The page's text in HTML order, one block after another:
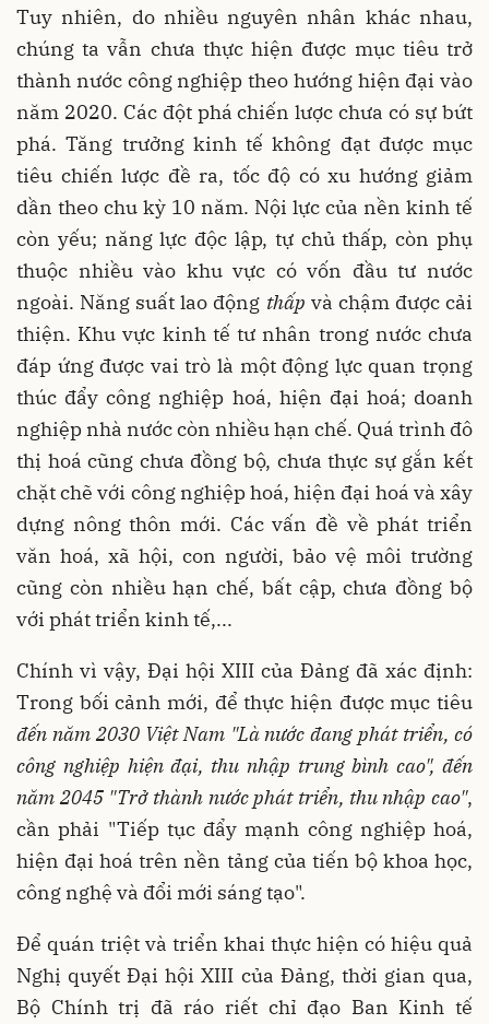
Tuy nhiên, do nhiều nguyên nhân khác nhau,
chúng ta vẫn chưa thực hiện được mục tiêu trở
thành nước công nghiệp theo hướng hiện đại vào
năm 2020. Các đột phá chiến lược chưa có sự bứt
phá. Tăng trưởng kinh tế không đạt được mục
tiêu chiến lược đề ra, tốc độ có xu hướng giảm
dần theo chu kỳ 10 năm. Nội lực của nền kinh tế
còn yếu; năng lực độc lập, tự chủ thấp, còn phụ
thuộc nhiều vào khu vực có vốn đầu tư nước
ngoài. Năng suất lao động thấp và chậm được cải
thiện. Khu vực kinh tế tư nhân trong nước chưa
đáp ứng được vai trò là một động lực quan trọng
thúc đẩy công nghiệp hoá, hiện đại hoá; doanh
nghiệp nhà nước còn nhiều hạn chế. Quá trình đô
thị hoá cũng chưa đồng bộ, chưa thực sự gắn kết
chặt chẽ với công nghiệp hoá, hiện đại hoá và xây
dựng nông thôn mới. Các vấn đề về phát triển
văn hoá, xã hội, con người, bảo vệ môi trường
cũng còn nhiều hạn chế, bất cập, chưa đồng bộ
với phát triển kinh tế,...
Chính vì vậy, Đại hội XIII của Đảng đã xác định:
Trong bối cảnh mới, để thực hiện được mục tiêu
đến năm 2030 Việt Nam"Là nước đang phát triển, có
công nghiệp hiện đại, thu nhập trung bình cao", đến
năm 2045 "Trở thành nước phát triển, thu nhập cao",
cần phải "Tiếp tục đẩy mạnh công nghiệp hoá,
hiện đại hoá trên nền tảng của tiến bộ khoa học,
công nghệ và đổi mới sáng tạo".
Để quán triệt và triển khai thực hiện có hiệu quả
Nghị quyết Đại hội XIII của Đảng, thời gian qua,
Bộ Chính trị đã ráo riết chỉ đạo Ban Kinh tế